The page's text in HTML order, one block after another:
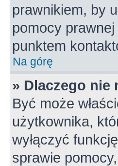
prawnikiem, by
pomocy
punktem
Na górę
» Dlaczego nie
Być może
użytkownika,
wyłączyć
sprawie